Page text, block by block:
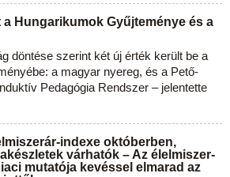
Hungarikumok Gyűjteménye és a
döntése szerint két új érték került be a
a magyar nyereg, és a Pető-
Pedagógia Rendszer – jelentette
indexe októberben,
várhatók – Az élelmiszer-
mutatója kevéssel elmarad az